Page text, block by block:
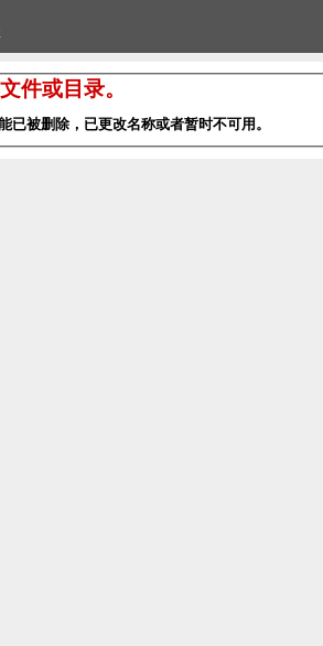
件或目录。
已被删除，已更改名称或者暂时不可用。